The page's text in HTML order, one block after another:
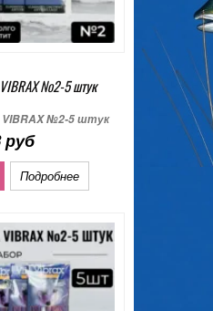
№2-5 штук
№2-5 штук
руб
Подробнее